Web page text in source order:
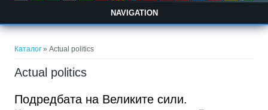
NAVIGATION
Каталог » Actual politics
Actual politics
Подредбата на Великите сили.